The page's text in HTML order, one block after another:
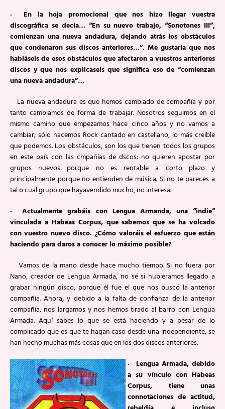
· En la hoja promocional que nos hizo llegar vuestra
discográfica se decía… “En su nuevo trabajo, “Sonotones III”,
comienzan una nueva andadura, dejando atrás los obstáculos
que condenaron sus discos anteriores…”. Me gustaría que nos
habláseis de esos obstáculos que afectaron a vuestros anteriores
discos y que nos explicaseis que significa eso de “comienzan
una nueva andadura”…
La nueva andadura es que hemos cambiado de compañía y por
tanto cambiamos de forma de trabajar. Nosotros seguimos en el
mismo camino que empezamos hace cinco años y no vamos a
cambiar; sólo hacemos Rock cantado en castellano, lo más creible
que podemos. Los obstáculos, son los que tienen todos los grupos
en este país con las cmpañías de dscos; no quieren apostar por
grupos nuevos porque no es rentable a corto plazo y
principalmente porque no entienden de música. Si no te pareces a
tal o cual grupo que hayavendido mucho, no interesa.
· Actualmente grabáis con Lengua Armanda, una “indie”
vinculada a Habeas Corpus, que sabemos que se ha volcado
con vuestro nuevo disco. ¿Cómo valoráis el esfuerzo que están
haciendo para daros a conocer lo máximo posible?
Vamos de la mano desde hace mucho tiempo. Si no fuera por
Nano, creador de Lengua Armada, no sé si hubieramos llegado a
grabar ningún disco, porque él fue el que nos buscó la anterior
compañía. Ahora, y debido a la falta de confianza de la anterior
compañía, nos largamos y nos hemos tirado al barro con Lengua
Armada. Aquí sabes lo que se está haciendo y a pesar de lo
complicado que es que te hagan caso desde una independiente, se
han hecho muchas más cosas que en los dos discos anteriores.
· Lengua Armada, debido
a su vínculo con Habeas
Corpus, tiene unas
connotaciones de actitud,